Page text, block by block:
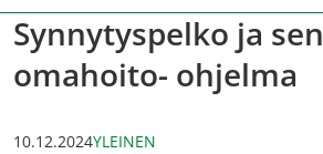
Synnytyspelko ja sen
omahoito- ohjelma
10.12.2024KATEGORIAT
YLEINEN